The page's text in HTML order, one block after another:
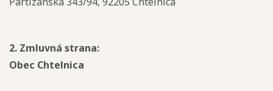
2. Zmluvná strana:
Obec Chtelnica